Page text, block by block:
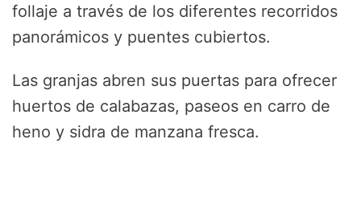
follaje a través de los diferentes recorridos
panorámicos y puentes cubiertos.
Las granjas abren sus puertas para ofrecer
huertos de calabazas, paseos en carro de
heno y sidra de manzana fresca.